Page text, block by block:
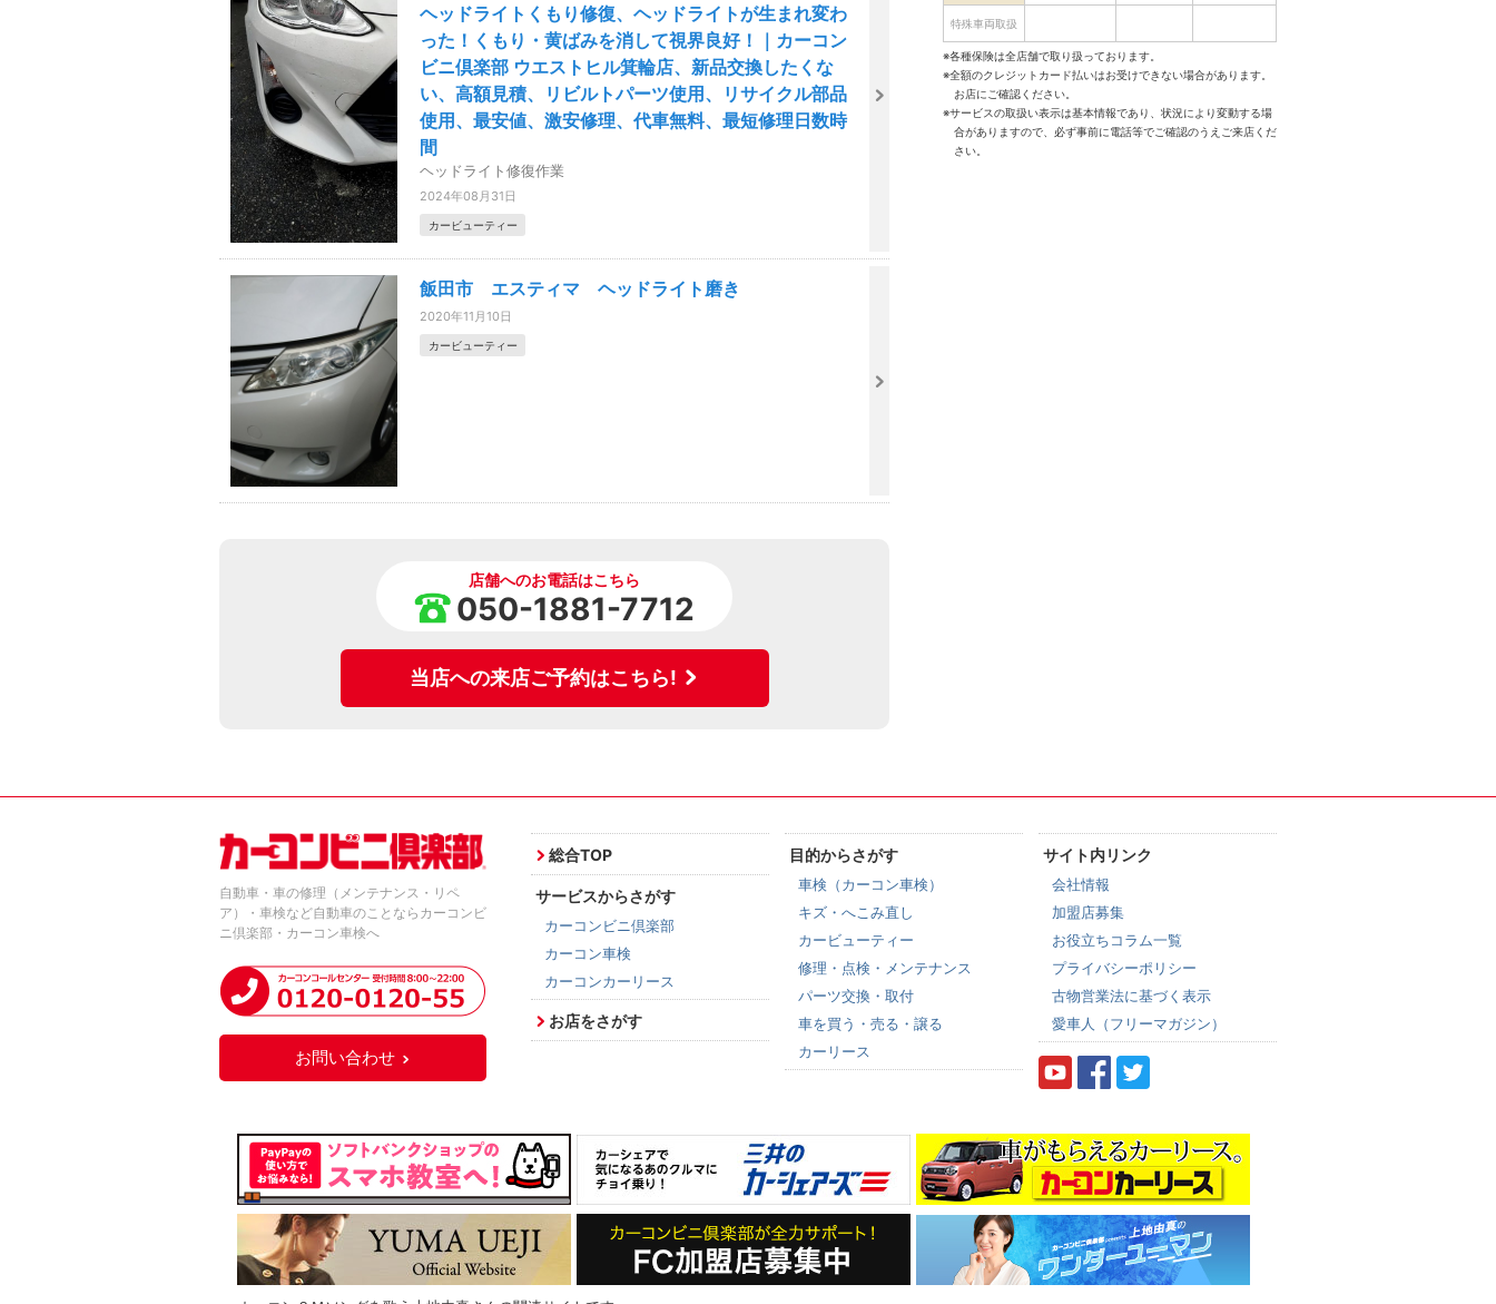
ヘッドライトくもり修復、ヘッドライトが生まれ変わ
った！くもり・黄ばみを消して視界良好！｜カーコン
ビニ倶楽部 ウエストヒル箕輪店、新品交換したくな
い、高額見積、リビルトパーツ使用、リサイクル部品
使用、最安値、激安修理、代車無料、最短修理日数時
間
ヘッドライト修復作業
2024年08月31日
カービューティー
飯田市 エスティマ ヘッドライト磨き
2020年11月10日
カービューティー
店舗へのお電話はこちら
050-1881-7712
当店への来店ご予約はこちら!
特殊車両取扱
※各種保険は全店舗で取り扱っております。
※全額のクレジットカード払いはお受けできない場合があります。
お店にご確認ください。
※サービスの取扱い表示は基本情報であり、状況により変動する場
合がありますので、必ず事前に電話等でご確認のうえご来店くだ
さい。
自動車・車の修理（メンテナンス・リペ
ア）・車検など自動車のことならカーコンビ
ニ倶楽部・カーコン車検へ
お問い合わせ
総合TOP
サービスからさがす
カーコンビニ倶楽部
カーコン車検
カーコンカーリース
お店をさがす
目的からさがす
車検（カーコン車検）
キズ・へこみ直し
カービューティー
修理・点検・メンテナンス
パーツ交換・取付
車を買う・売る・譲る
カーリース
サイト内リンク
会社情報
加盟店募集
お役立ちコラム一覧
プライバシーポリシー
古物営業法に基づく表示
愛車人（フリーマガジン）